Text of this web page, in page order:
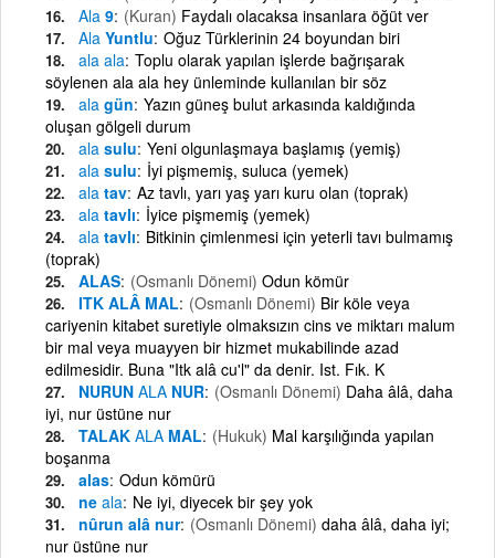
Ala 9 (Kuran) Faydalı olacaksa insanlara öğüt ver
Ala Yuntlu Oğuz Türklerinin 24 boyundan biri
ala ala Toplu olarak yapılan işlerde bağrışarak
söylenen ala ala hey ünleminde kullanılan bir söz
ala gün Yazın güneş bulut arkasında kaldığında
oluşan gölgeli durum
ala sulu Yeni olgunlaşmaya başlamış (yemiş)
ala sulu İyi pişmemiş, suluca (yemek)
ala tav Az tavlı, yarı yaş yarı kuru olan (toprak)
ala tavlı İyice pişmemiş (yemek)
ala tavlı Bitkinin çimlenmesi için yeterli tavı bulmamış
(toprak)
ALAS (Osmanlı Dönemi) Odun kömür
ITK ALÂ MAL (Osmanlı Dönemi) Bir köle veya
cariyenin kitabet suretiyle olmaksızın cins ve miktarı malum
bir mal veya muayyen bir hizmet mukabilinde azad
edilmesidir. Buna "Itk alâ cu'l" da denir. Ist. Fık. K
NURUN ALA NUR (Osmanlı Dönemi) Daha âlâ, daha
iyi, nur üstüne nur
TALAK ALA MAL (Hukuk) Mal karşılığında yapılan
boşanma
alas Odun kömürü
ne ala Ne iyi, diyecek bir şey yok
nûrun alâ nur (Osmanlı Dönemi) daha âlâ, daha iyi;
nur üstüne nur